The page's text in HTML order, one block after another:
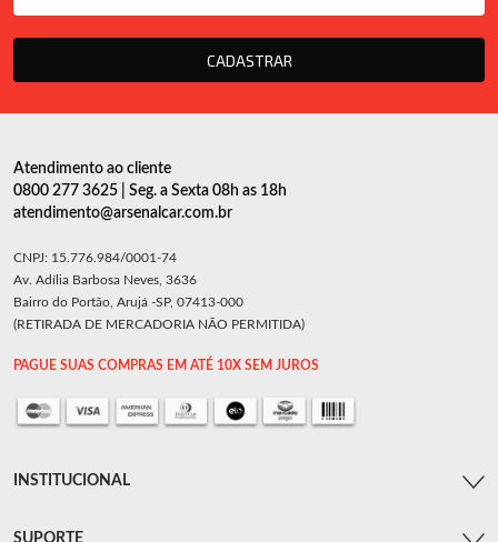
CADASTRAR
Atendimento ao cliente
0800 277 3625 | Seg. a Sexta 08h as 18h
atendimento@arsenalcar.com.br
CNPJ: 15.776.984/0001-74
Av. Adília Barbosa Neves, 3636
Bairro do Portão, Arujá -SP, 07413-000
(RETIRADA DE MERCADORIA NÃO PERMITIDA)
PAGUE SUAS COMPRAS EM ATÉ 10X SEM JUROS
INSTITUCIONAL
SUPORTE